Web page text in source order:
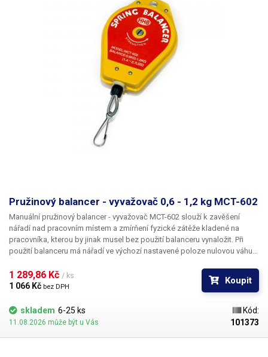
Pružinový balancer - vyvažovač 0,6 - 1,2 kg MCT-602
Manuální pružinový balancer - vyvažovač MCT-602 slouží k zavěšení
nářadí nad pracovním místem a zmírňení fyzické zátěže kladené na
pracovníka, kterou by jinak musel bez použití balanceru vynaložit. Při
použití balanceru má nářadí ve výchozí nastavené poloze nulovou váhu a
vždy v optimální výšce a poloze, což výrazně usnadní a značně urychlí
Vaši práci. Společně s vyšší efektivitou a komfortem také zvýší
nářadí na zem, ani jiné poranění způsobené jeho nevhodným umístěním.
1 289,86 Kč / ks
1 066 Kč bez DPH
Koupit
skladem 6-25 ks
11.08.2026 může být u Vás
Kód:
101373